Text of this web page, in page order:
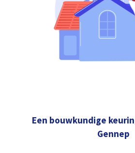
Een bouwkundige
Gennep